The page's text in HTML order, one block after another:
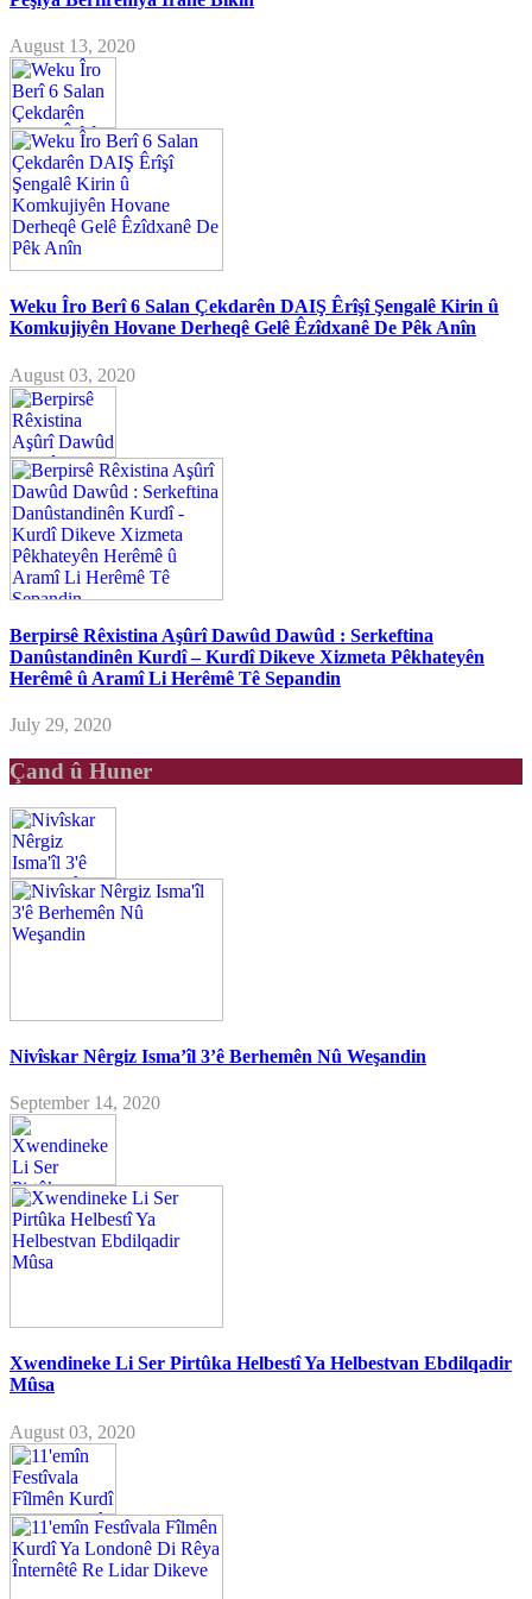
August 13, 2020
Weku Îro Berî 6 Salan Çekdarên DAIŞ Êrîşî Şengalê Kirin û
Komkujiyên Hovane Derheqê Gelê Êzîdxanê De Pêk Anîn
August 03, 2020
Berpirsê Rêxistina Aşûrî Dawûd Dawûd : Serkeftina
Danûstandinên Kurdî – Kurdî Dikeve Xizmeta Pêkhateyên
Herêmê û Aramî Li Herêmê Tê Sepandin
July 29, 2020
Çand û Huner
Nivîskar Nêrgiz Isma’îl 3’ê Berhemên Nû Weşandin
September 14, 2020
Xwendineke Li Ser Pirtûka Helbestî Ya Helbestvan Ebdilqadir
Mûsa
August 03, 2020